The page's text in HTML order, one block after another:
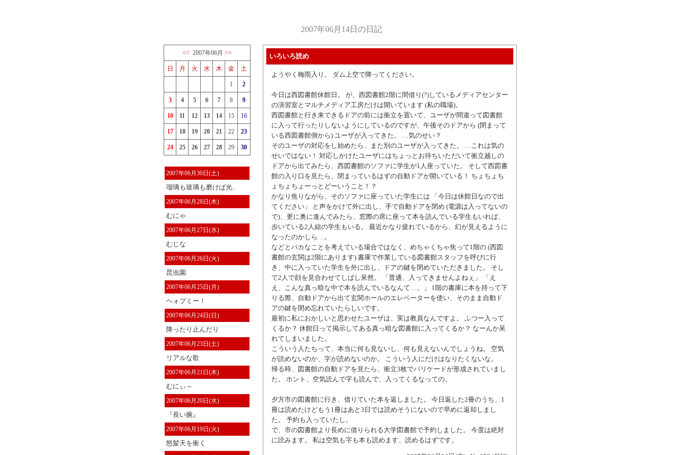
2007年06月14日の日記
<< 2007年06月 >>
日 月 火 水 木 金 土
1 2
3 4 5 6 7 8 9
10 11 12 13 14 15 16
17 18 19 20 21 22 23
24 25 26 27 28 29 30
2007年06月30日(土)
瑠璃も玻璃も磨けば光..
2007年06月28日(木)
むにゃ
2007年06月27日(水)
むじな
2007年06月26日(火)
昆虫園
2007年06月25日(月)
ヘォプミー！
2007年06月24日(日)
降ったり止んだり
2007年06月23日(土)
リアルな歌
2007年06月21日(木)
むにぃ～
2007年06月20日(水)
『長い腕』
2007年06月19日(火)
怒髪天を衝く
いろいろ読め
ようやく梅雨入り。 ダム上空で降ってください。
今日は西図書館休館日。 が、西図書館2階に間借り(?)しているメディアセンター
の演習室とマルチメディア工房だけは開いています (私の職場)。
西図書館と行き来できるドアの前には衝立を置いて、ユーザが間違って図書館
に入って行ったりしないようにしているのですが、午後そのドアから (閉まって
いる西図書館側から) ユーザが入ってきた。 …気のせい？
そのユーザの対応をし始めたら、また別のユーザが入ってきた。 …これは気の
せいではない！ 対応しかけたユーザにはちょっとお待ちいただいて衝立越しの
ドアから出てみたら、西図書館のソファに学生が1人座っていた。 そして西図書
館の入り口を見たら、閉まっているはずの自動ドアが開いている！ ちょちょち
ょちょちょーっとどーいうこと！？
かなり焦りながら、そのソファに座っていた学生には 「今日は休館日なので出
てください」 と声をかけて外に出し、手で自動ドアを閉め (電源は入ってないの
で)、更に奥に進んでみたら、窓際の席に座って本を読んでいる学生もいれば、
歩いている2人組の学生もいる。 最近かなり疲れているから、幻が見えるように
なったのかしら…。
などとバカなことを考えている場合ではなく、めちゃくちゃ焦って1階の (西図
書館の玄関は2階にあります) 書庫で作業している図書館スタッフを呼びに行
き、中に入っていた学生を外に出し、ドアの鍵を閉めていただきました。 そし
て2人で顔を見合わせてしばし呆然。 「普通、入ってきませんよねぇ」 「え
え、こんな真っ暗な中で本を読んでいるなんて…。」 1階の書庫に本を持って下
りる際、自動ドアから出て玄関ホールのエレベーターを使い、そのまま自動ド
アの鍵を閉め忘れていたらしいです。
最初に私におかしいと思わせたユーザは、実は教員なんですよ。 ふつー入って
くるか？ 休館日って掲示してある真っ暗な図書館に入ってくるか？ なーんか呆
れてしまいました。
こういう人たちって、本当に何も見ないし、何も見えないんでしょうね。 空気
が読めないのか、字が読めないのか。 こういう人にだけはなりたくないな。
帰る時、図書館の自動ドアを見たら、衝立3枚でバリケードが形成されていまし
た。 ホント、空気読んで字も読んで、入ってくるなっての。
夕方市の図書館に行き、借りていた本を返しました。 今日返した2冊のうち、1
冊は読めたけどもう1冊はあと3日では読めそうにないので早めに返却しまし
た。 予約も入っていたし。
で、市の図書館より長めに借りられる大学図書館で予約しました。 今度は絶対
に読みます。 私は空気も字も本も読めます、読めるはずです。